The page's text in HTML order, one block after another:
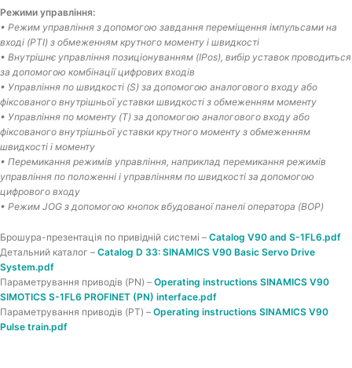
Режими управління:
• Режим управління з допомогою завдання переміщення імпульсами на
вході (PTI) з обмеженням крутного моменту і швидкості
• Внутрішнє управління позиціонуванням (IPos), вибір уставок проводиться
за допомогою комбінації цифрових входів
• Управління по швидкості (S) за допомогою аналогового входу або
фіксованого внутрішньої уставки швидкості з обмеженням моменту
• Управління по моменту (T) за допомогою аналогового входу або
фіксованого внутрішньої уставки крутного моменту з обмеженням
швидкості і моменту
• Перемикання режимів управління, наприклад перемикання режимів
управління по положенні і управлінням по швидкості за допомогою
цифрового входу
• Режим JOG з допомогою кнопок вбудованої панелі оператора (BOP)
Брошура-презентація по привідній системі – Catalog V90 and S-1FL6.pdf
Детальний каталог – Catalog D 33: SINAMICS V90 Basic Servo Drive
System.pdf
Параметрування приводів (PN) – Operating instructions SINAMICS V90
SIMOTICS S-1FL6 PROFINET (PN) interface.pdf
Параметрування приводів (PT) – Operating instructions SINAMICS V90
Pulse train.pdf